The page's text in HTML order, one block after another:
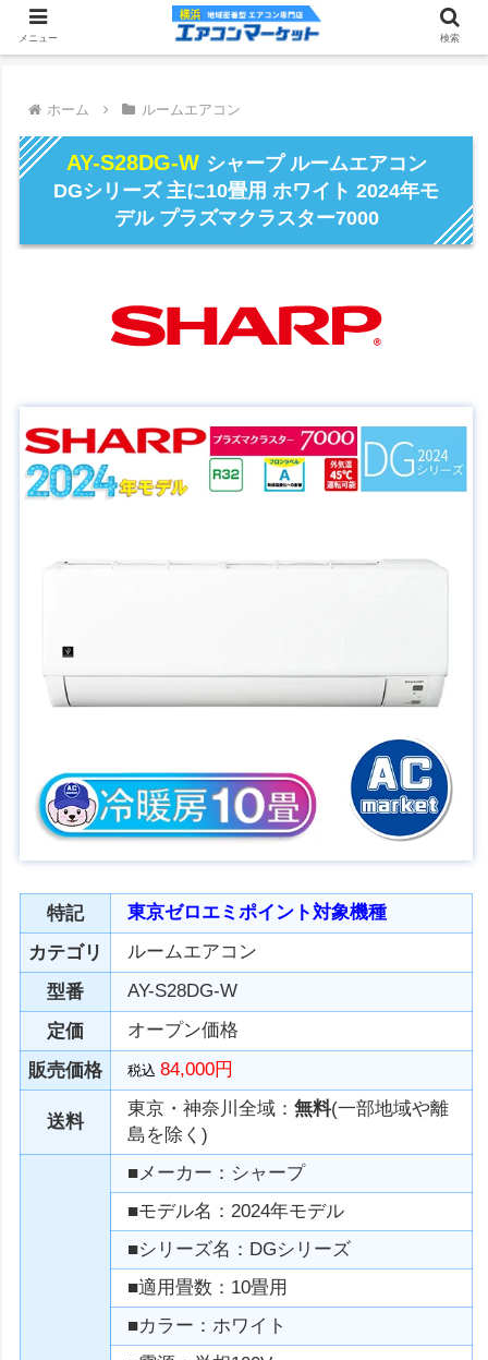
ホーム ルームエアコン
AY-S28DG-W シャープ ルームエアコン
DGシリーズ 主に10畳用 ホワイト 2024年モ
デル プラズマクラスター7000
特記
東京ゼロエミポイント対象機種
カテゴリ
ルームエアコン
型番
AY-S28DG-W
定価
オープン価格
販売価格
税込84,000円
送料
東京・神奈川全域：無料(一部地域や離
島を除く)
■メーカー：シャープ
■モデル名：2024年モデル
■シリーズ名：DGシリーズ
■適用畳数：10畳用
■カラー：ホワイト
メニュー 検索